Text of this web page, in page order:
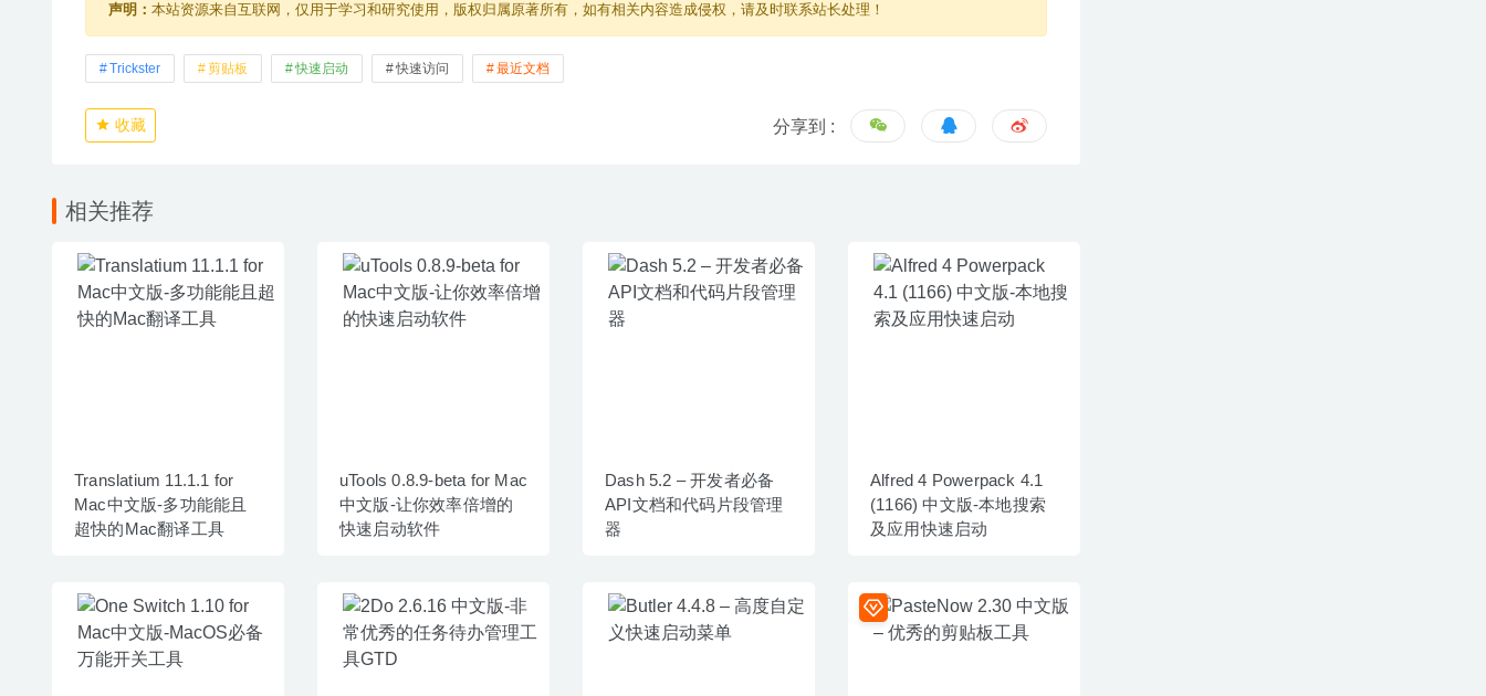
声明： 本站资源来自互联网，仅用于学习和研究使用，版权归属原著所有，如有相关内容造成侵权，请及时联系站长处理！
Trickster 剪贴板 快速启动 快速访问 最近文档
收藏 分享到 :
相关推荐
Translatium 11.1.1 for
Mac中文版-多功能能且
超快的Mac翻译工具
uTools 0.8.9-beta for Mac
中文版-让你效率倍增的
快速启动软件
Dash 5.2 – 开发者必备
API文档和代码片段管理
器
Alfred 4 Powerpack 4.1
(1166) 中文版-本地搜索
及应用快速启动